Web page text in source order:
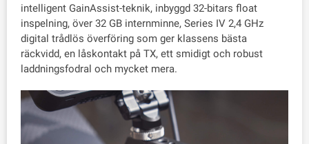
intelligent GainAssist-teknik, inbyggd 32-bitars float
inspelning, över 32 GB internminne, Series IV 2,4 GHz
digital trådlös överföring som ger klassens bästa
räckvidd, en låskontakt på TX, ett smidigt och robust
laddningsfodral och mycket mera.